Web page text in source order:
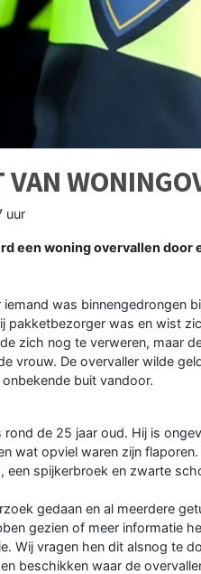
uur
een woning overvallen door
was binnengedrongen
pakketbezorger was en wist
zich nog te verweren, maar
vrouw. De overvaller wilde
buit vandoor.
de 25 jaar oud. Hij is
wat opviel waren zijn
spijkerbroek en zwarte
gedaan en al meerdere
gezien of meer informatie
Wij vragen hen dit alsnog te
beschikken waar de